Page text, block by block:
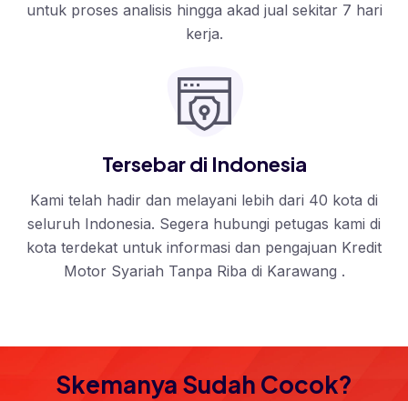
untuk proses analisis hingga akad jual sekitar 7 hari
kerja.
Tersebar di Indonesia
Kami telah hadir dan melayani lebih dari 40 kota di
seluruh Indonesia. Segera hubungi petugas kami di
kota terdekat untuk informasi dan pengajuan Kredit
Motor Syariah Tanpa Riba di Karawang .
Skemanya Sudah Cocok?